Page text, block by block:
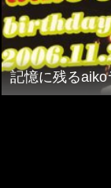
記憶に残る